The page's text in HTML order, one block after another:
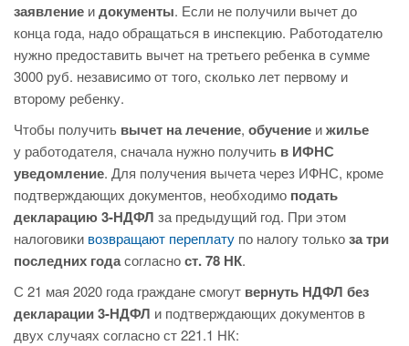
заявление идокументы. Если не получили вычет до
конца года, надо обращаться в инспекцию. Работодателю
нужно предоставить вычет на третьего ребенка в сумме
3000 руб. независимо от того, сколько лет первому и
второму ребенку.
Чтобы получить вычет на лечение, обучение ижилье
у работодателя, сначала нужно получить в ИФНС
уведомление. Для получения вычета через ИФНС, кроме
подтверждающих документов, необходимо подать
декларацию 3-НДФЛ за предыдущий год. При этом
налоговики возвращают переплату по налогу толькоза три
последних годасогласност. 78 НК.
С 21 мая 2020 года граждане смогут вернуть НДФЛ без
декларации 3-НДФЛ и подтверждающих документов в
двух случаях согласно ст 221.1 НК: